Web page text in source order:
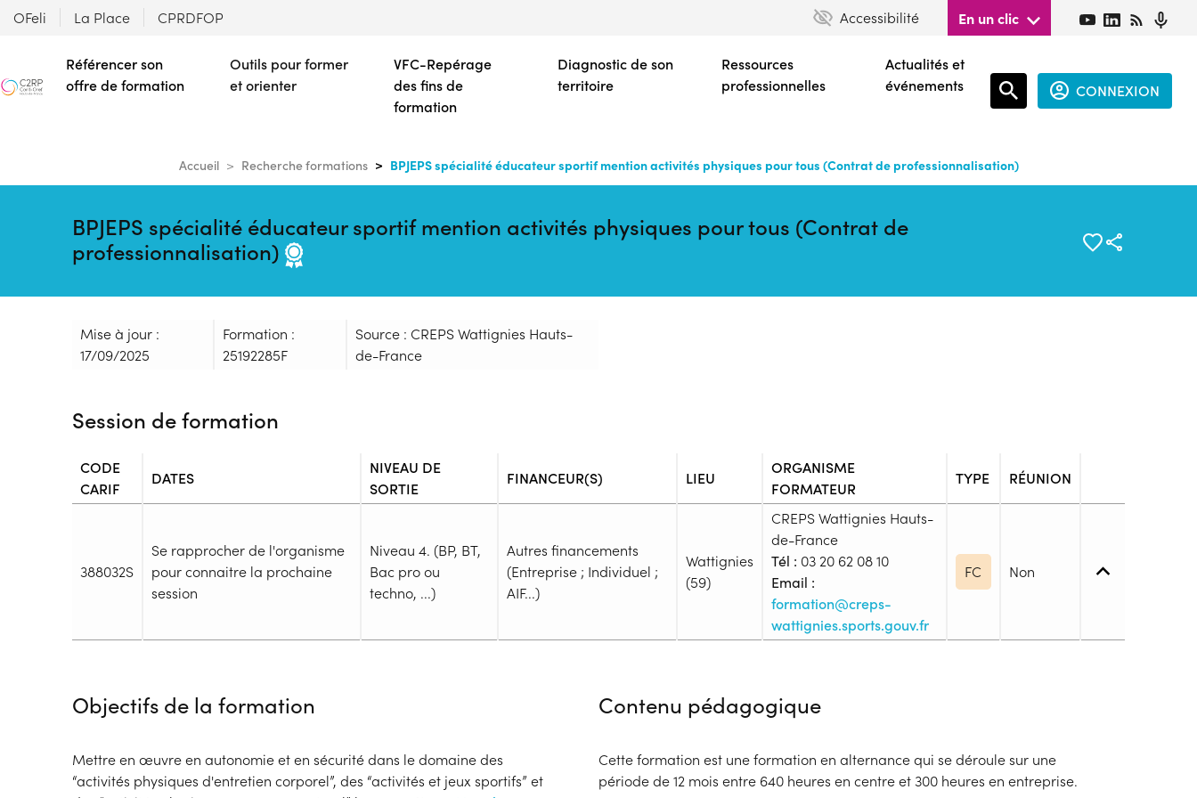
contenu
principal
OFeli La Place CPRDFOP Accessibilité En un clic
Référencer son
offre de formation
Outils pour former
et orienter
VFC-Repérage
des fins de
formation
Diagnostic de son
territoire
Ressources
professionnelles
Actualités et
événements
CONNEXION
guest
Accueil Recherche formations BPJEPS spécialité éducateur sportif mention activités physiques pour tous (Contrat de professionnalisation)
BPJEPS spécialité éducateur sportif mention activités physiques pour tous (Contrat de
professionnalisation)
Mise à jour :
17/09/2025
Formation :
25192285F
Source : CREPS Wattignies Hauts-
de-France
Session de formation
CODE
CARIF
DATES
NIVEAU DE
SORTIE
FINANCEUR(S) LIEU
ORGANISME
FORMATEUR
TYPE RÉUNION
388032S
Se rapprocher de l'organisme
pour connaitre la prochaine
session
Niveau 4. (BP, BT,
Bac pro ou
techno, ...)
Autres financements
(Entreprise ; Individuel ;
AIF...)
Wattignies
(59)
CREPS Wattignies Hauts-
de-France
Tél : 03 20 62 08 10
Email :
formation@creps-
wattignies.sports.gouv.fr
FC Non
Durée en centre :640h
Type de parcours :Parcours mixte
Prérequis :
Avoir acquis les TEP "tests d'exigences préalables" Avoir réussi les tests de
Premiers Secours Citoyen (PSC) ou diplômes équivalents délivrés dans les 10
dernières années (SST, PSE1 ou PSE2 en cours de validité) Présenter un certificat
Objectifs de la formation
Mettre en œuvre en autonomie et en sécurité dans le domaine des
“activités physiques d'entretien corporel”, des “activités et jeux sportifs” et
Contenu pédagogique
Cette formation est une formation en alternance qui se déroule sur une
période de 12 mois entre 640 heures en centre et 300 heures en entreprise.